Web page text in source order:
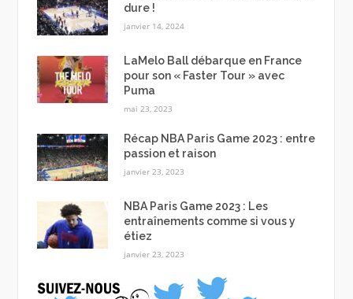
dure !
janvier 14, 2024
LaMelo Ball débarque en France
pour son « Faster Tour » avec
Puma
mai 23, 2023
Récap NBA Paris Game 2023 : entre
passion et raison
janvier 23, 2023
NBA Paris Game 2023 : Les
entraînements comme si vous y
étiez
janvier 23, 2023